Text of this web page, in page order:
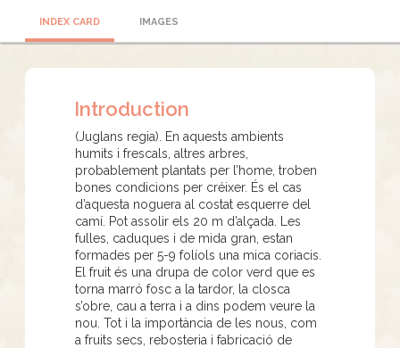
INDEX CARD IMAGES
Introduction
(Juglans regia). En aquests ambients
humits i frescals, altres arbres,
probablement plantats per l’home, troben
bones condicions per créixer. És el cas
d’aquesta noguera al costat esquerre del
camí. Pot assolir els 20 m d’alçada. Les
fulles, caduques i de mida gran, estan
formades per 5-9 folíols una mica coriacis.
El fruit és una drupa de color verd que es
torna marró fosc a la tardor, la closca
s’obre, cau a terra i a dins podem veure la
nou. Tot i la importància de les nous, com
a fruits secs, rebosteria i fabricació de